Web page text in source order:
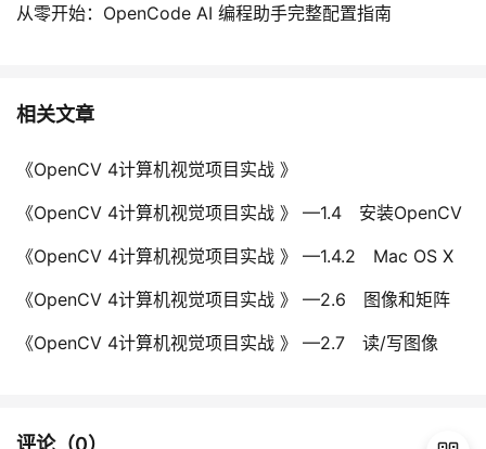
从零开始：OpenCode AI 编程助手完整配置指南
相关文章
《OpenCV 4计算机视觉项目实战 》
《OpenCV 4计算机视觉项目实战 》 —1.4 安装OpenCV
《OpenCV 4计算机视觉项目实战 》 —1.4.2 Mac OS X
《OpenCV 4计算机视觉项目实战 》 —2.6 图像和矩阵
《OpenCV 4计算机视觉项目实战 》 —2.7 读/写图像
评论（0）